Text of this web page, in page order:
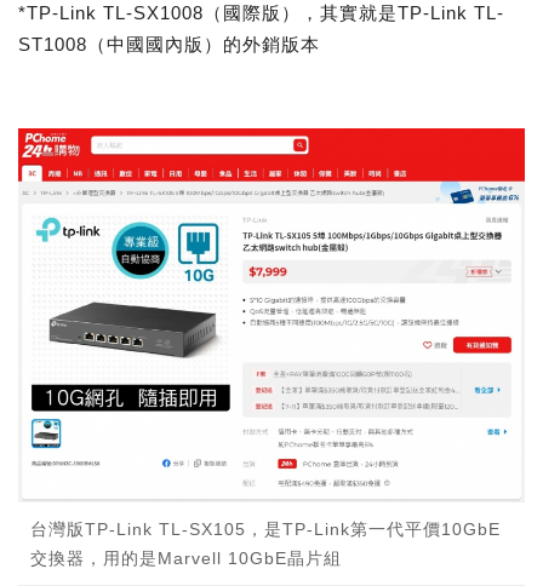
*TP-Link TL-SX1008（國際版），其實就是TP-Link TL-
ST1008（中國國內版）的外銷版本
台灣版TP-Link TL-SX105，是TP-Link第一代平價10GbE
交換器，用的是Marvell 10GbE晶片組